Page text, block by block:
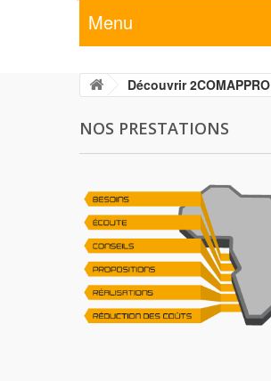
Par exemple +distributeur +CD01
Découvrir 2COMAPPRO
NOS PRESTATIONS